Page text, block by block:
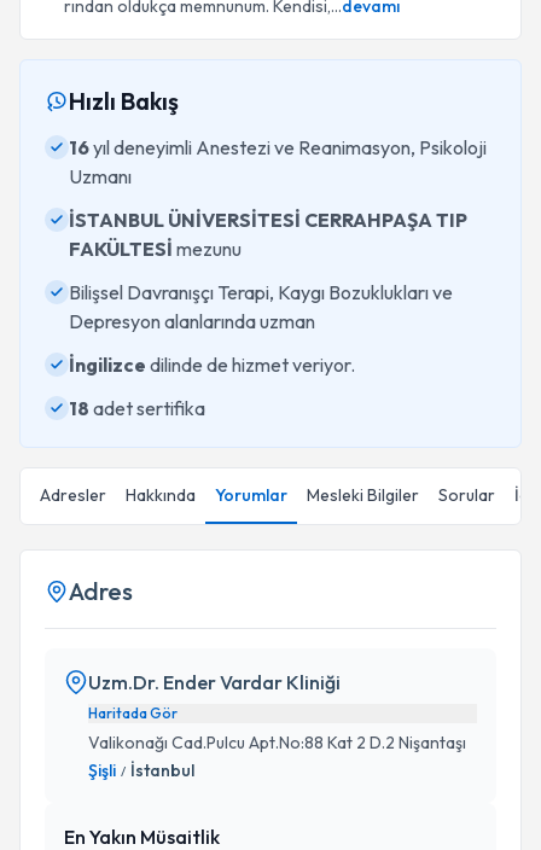
rından oldukça memnunum. Kendisi,...devamı
Hızlı Bakış
16yıl deneyimli Anestezi ve Reanimasyon, Psikoloji
Uzmanı
İSTANBUL ÜNİVERSİTESİ CERRAHPAŞA TIP
FAKÜLTESİ mezunu
Bilişsel Davranışçı Terapi, Kaygı Bozuklukları ve
Depresyon alanlarında uzman
İngilizce dilinde de hizmet veriyor.
18 adet sertifika
Adresler Hakkında Yorumlar Mesleki Bilgiler Sorular
Adres
Uzm.Dr. Ender Vardar Kliniği
Haritada Gör
Valikonağı Cad.Pulcu Apt.No:88 Kat 2 D.2 Nişantaşı
Şişli / İstanbul
En Yakın Müsaitlik